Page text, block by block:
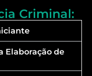
Criminal:
Elaboração de